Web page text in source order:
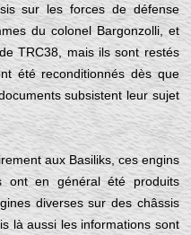
sur les forces de défense
du colonel Bargonzolli, et
TRC38, mais ils sont restés
été reconditionnés dès que
subsistent leur sujet
aux Basiliks, ces engins
ont en général été produits
diverses sur des châssis
là aussi les informations sont